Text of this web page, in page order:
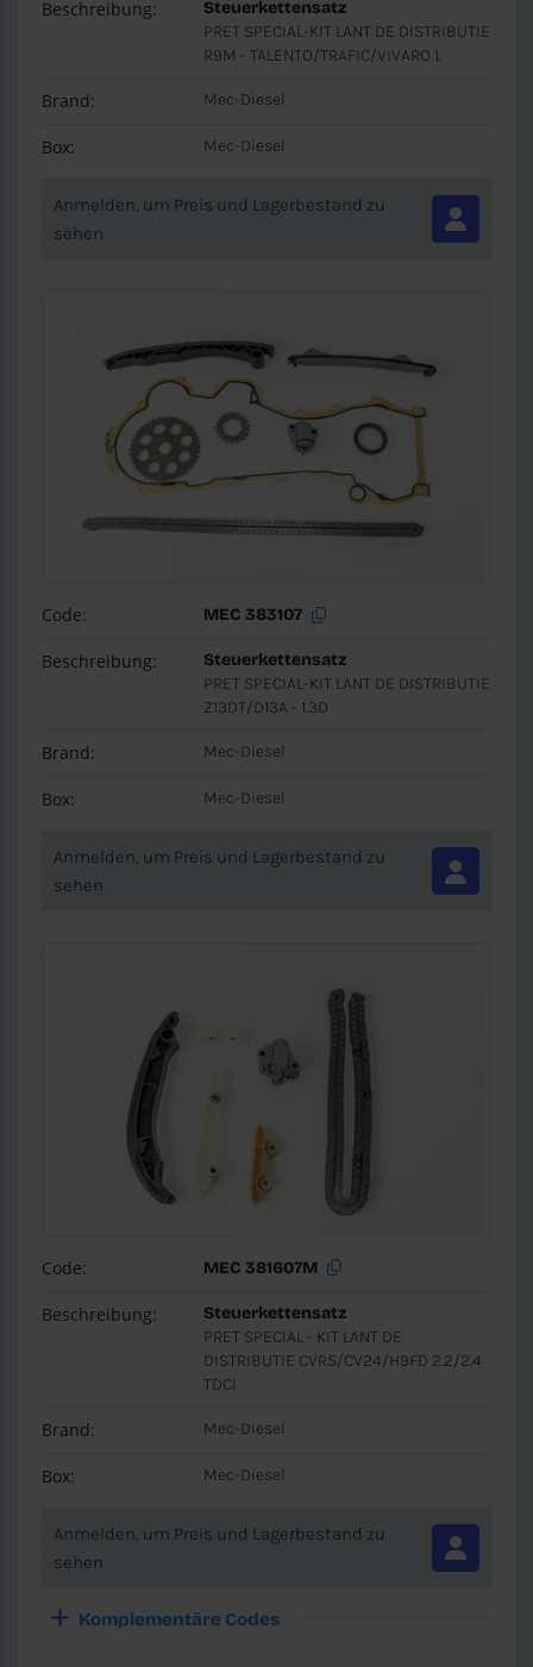
Beschreibung:
Steuerkettensatz
PRET SPECIAL-KIT LANT DE DISTRIBUTIE
R9M - TALENTO/TRAFIC/VIVARO 1.
Brand: Mec-Diesel
Box: Mec-Diesel
Anmelden, um Preis und Lagerbestand zu
sehen
Code: MEC 383107
Beschreibung:
Steuerkettensatz
PRET SPECIAL-KIT LANT DE DISTRIBUTIE
Z13DT/D13A - 1.3D
Brand: Mec-Diesel
Box: Mec-Diesel
Anmelden, um Preis und Lagerbestand zu
sehen
Code: MEC 381607M
Beschreibung:
Steuerkettensatz
PRET SPECIAL - KIT LANT DE
DISTRIBUTIE CVR5/CV24/H9FD 2.2/2.4
TDCI
Brand: Mec-Diesel
Box: Mec-Diesel
Anmelden, um Preis und Lagerbestand zu
sehen
Komplementäre Codes